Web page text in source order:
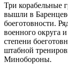
Три корабельные
вышли в
боеготовности.
военного округа
степени
штабной
Минобороны.